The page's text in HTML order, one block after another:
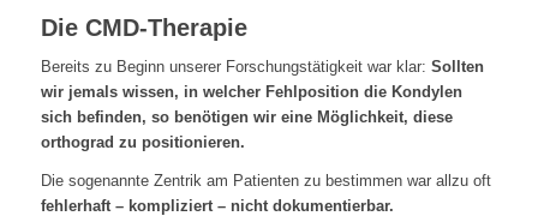
Die CMD-Therapie
Bereits zu Beginn unserer Forschungstätigkeit war klar: Sollten
wir jemals wissen, in welcher Fehlposition die Kondylen
sich befinden, so benötigen wir eine Möglichkeit, diese
orthograd zu positionieren.
Die sogenannte Zentrik am Patienten zu bestimmen war allzu oft
fehlerhaft – kompliziert – nicht dokumentierbar.